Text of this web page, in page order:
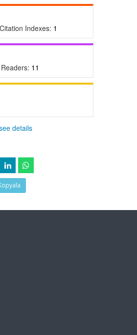
Indexes: 1
11
details